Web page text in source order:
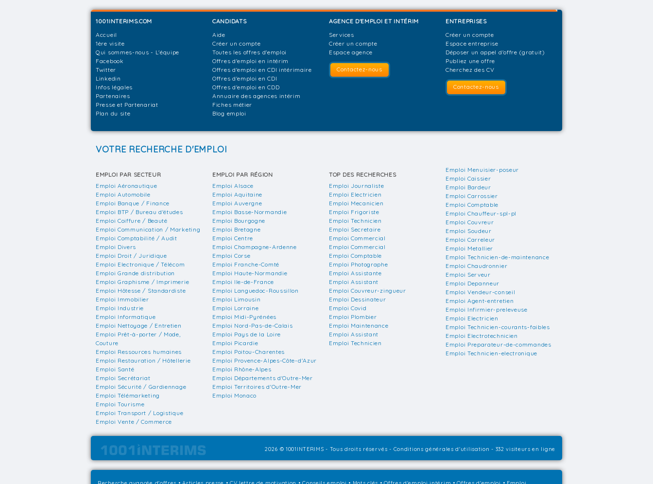
1001INTERIMS.COM
Accueil
1ère visite
Qui sommes-nous - L'équipe
Facebook
Twitter
Linkedin
Infos légales
Partenaires
Presse et Partenariat
Plan du site
CANDIDATS
Aide
Créer un compte
Toutes les offres d'emploi
Offres d'emploi en intérim
Offres d'emploi en CDI intérimaire
Offres d'emploi en CDI
Offres d'emploi en CDD
Annuaire des agences intérim
Fiches métier
Blog emploi
AGENCE D'EMPLOI ET INTÉRIM
Services
Créer un compte
Espace agence
Contactez-nous
ENTREPRISES
Créer un compte
Espace entreprise
Déposer un appel d'offre (gratuit)
Publiez une offre
Cherchez des CV
Contactez-nous
VOTRE RECHERCHE D'EMPLOI
EMPLOI PAR SECTEUR
Emploi Aéronautique
Emploi Automobile
Emploi Banque / Finance
Emploi BTP / Bureau d'études
Emploi Coiffure / Beauté
Emploi Communication / Marketing
Emploi Comptabilité / Audit
Emploi Divers
Emploi Droit / Juridique
Emploi Electronique / Télécom
Emploi Grande distribution
Emploi Graphisme / Imprimerie
Emploi Hôtesse / Standardiste
Emploi Immobilier
Emploi Industrie
Emploi Informatique
Emploi Nettoyage / Entretien
Emploi Prêt-à-porter / Mode,
Couture
Emploi Ressources humaines
Emploi Restauration / Hôtellerie
Emploi Santé
Emploi Secrétariat
Emploi Sécurité / Gardiennage
Emploi Télémarketing
Emploi Tourisme
Emploi Transport / Logistique
Emploi Vente / Commerce
EMPLOI PAR RÉGION
Emploi Alsace
Emploi Aquitaine
Emploi Auvergne
Emploi Basse-Normandie
Emploi Bourgogne
Emploi Bretagne
Emploi Centre
Emploi Champagne-Ardenne
Emploi Corse
Emploi Franche-Comté
Emploi Haute-Normandie
Emploi Ile-de-France
Emploi Languedoc-Roussillon
Emploi Limousin
Emploi Lorraine
Emploi Midi-Pyrénées
Emploi Nord-Pas-de-Calais
Emploi Pays de la Loire
Emploi Picardie
Emploi Poitou-Charentes
Emploi Provence-Alpes-Côte-d'Azur
Emploi Rhône-Alpes
Emploi Départements d'Outre-Mer
Emploi Territoires d'Outre-Mer
Emploi Monaco
TOP DES RECHERCHES
Emploi Journaliste
Emploi Electricien
Emploi Mecanicien
Emploi Frigoriste
Emploi Technicien
Emploi Secretaire
Emploi Commercial
Emploi Commercial
Emploi Comptable
Emploi Photographe
Emploi Assistante
Emploi Assistant
Emploi Couvreur-zingueur
Emploi Dessinateur
Emploi Covid
Emploi Plombier
Emploi Maintenance
Emploi Assistant
Emploi Technicien
Emploi Menuisier-poseur
Emploi Caissier
Emploi Bardeur
Emploi Carrossier
Emploi Comptable
Emploi Chauffeur-spl-pl
Emploi Couvreur
Emploi Soudeur
Emploi Carreleur
Emploi Metallier
Emploi Technicien-de-maintenance
Emploi Chaudronnier
Emploi Serveur
Emploi Depanneur
Emploi Vendeur-conseil
Emploi Agent-entretien
Emploi Infirmier-preleveuse
Emploi Electricien
Emploi Technicien-courants-faibles
Emploi Electrotechnicien
Emploi Preparateur-de-commandes
Emploi Technicien-electronique
2026 © 1001INTERIMS - Tous droits réservés - Conditions générales d'utilisation - 332 visiteurs en ligne